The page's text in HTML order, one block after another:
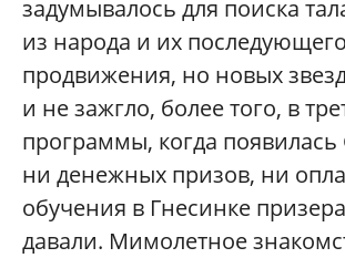
задумывалось для поиска
из народа и их последующего
продвижения, но новых
и не зажгло, более того, в
программы, когда
ни денежных призов, ни
обучения в Гнесинке
давали. Мимолетное